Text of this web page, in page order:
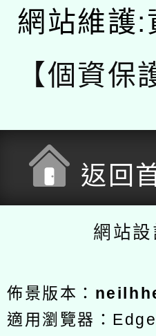
網站維護:
【個資保
返回
網站
佈景版本：
適用瀏覽器：